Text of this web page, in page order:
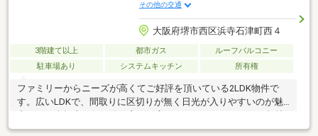
その他の交通
大阪府堺市西区浜寺石津町西４
3階建て以上 都市ガス
ルーフバルコニー
駐車場あり
システムキッチン 所有権
ファミリーからニーズが高くてご好評を頂いている2LDK物件で
す。広いLDKで、間取りに区切りが無く日光が入りやすいのが魅
です。駅から物件まで徒歩7分です。2駅利用できる場所にあるの